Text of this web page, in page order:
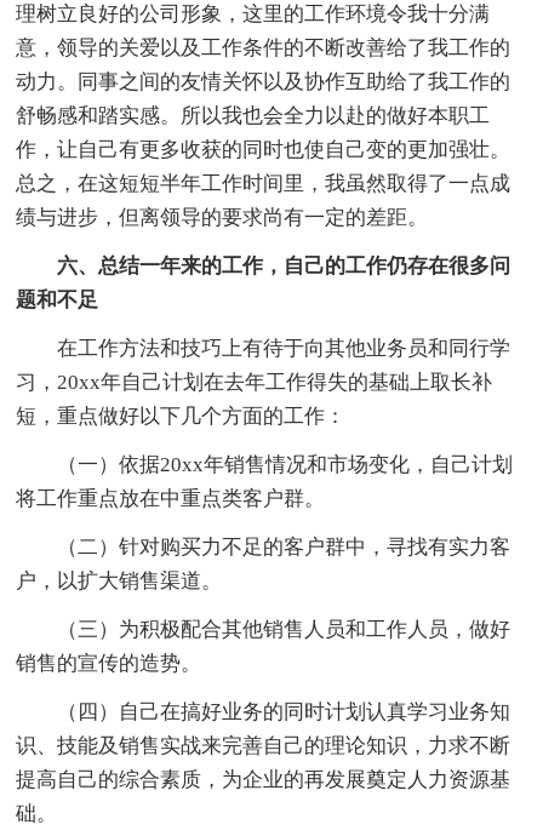
理树立良好的公司形象，这里的工作环境令我十分满
意，领导的关爱以及工作条件的不断改善给了我工作的
动力。同事之间的友情关怀以及协作互助给了我工作的
舒畅感和踏实感。所以我也会全力以赴的做好本职工
作，让自己有更多收获的同时也使自己变的更加强壮。
总之，在这短短半年工作时间里，我虽然取得了一点成
绩与进步，但离领导的要求尚有一定的差距。
六、总结一年来的工作，自己的工作仍存在很多问
题和不足
在工作方法和技巧上有待于向其他业务员和同行学
习，20xx年自己计划在去年工作得失的基础上取长补
短，重点做好以下几个方面的工作：
（一）依据20xx年销售情况和市场变化，自己计划
将工作重点放在中重点类客户群。
（二）针对购买力不足的客户群中，寻找有实力客
户，以扩大销售渠道。
（三）为积极配合其他销售人员和工作人员，做好
销售的宣传的造势。
（四）自己在搞好业务的同时计划认真学习业务知
识、技能及销售实战来完善自己的理论知识，力求不断
提高自己的综合素质，为企业的再发展奠定人力资源基
础。